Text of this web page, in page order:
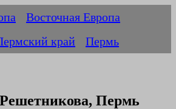
Восточная Европа
край Пермь
Пермь